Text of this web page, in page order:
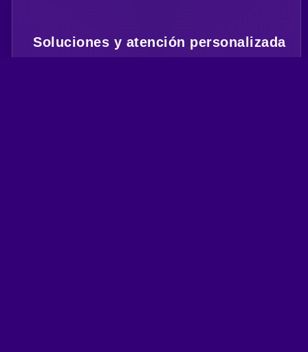
Soluciones y atención personalizada